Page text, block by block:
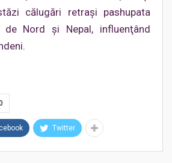
călugări retraşi pashupata
Nord şi Nepal, influenţând
Twitter